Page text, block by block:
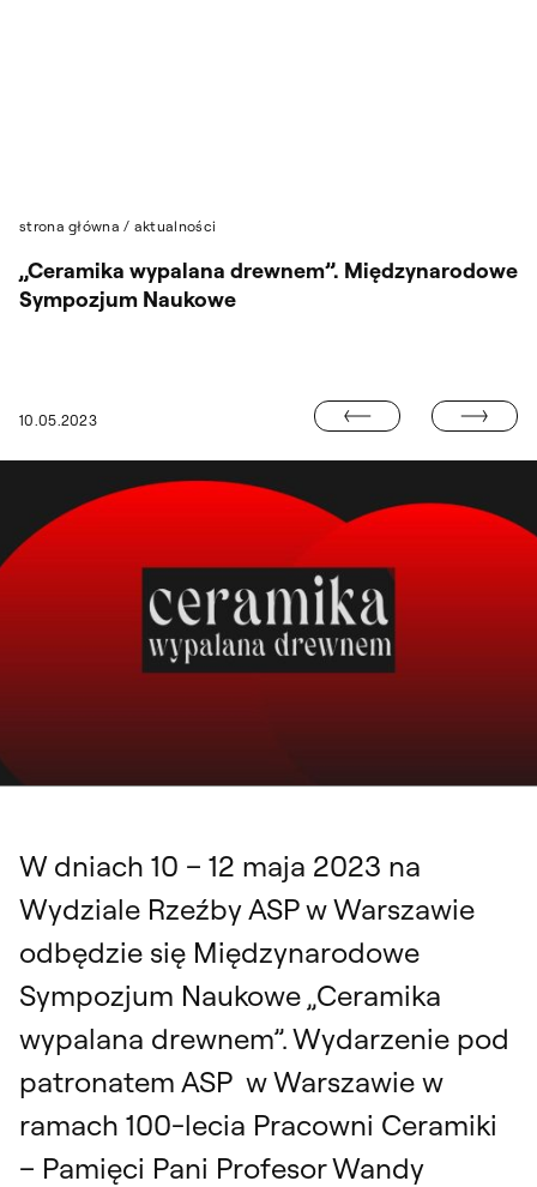
strona główna / aktualności
10.05.2023
„Ceramika wypalana drewnem”. Międzynarodowe
Sympozjum Naukowe
W PORCELANIE, PORCELANA W RZEŹBIE”. WYSTAWA
SPOTKANIE Z
W dniach 10 – 12 maja 2023 na
Wydziale Rzeźby ASP w Warszawie
odbędzie się Międzynarodowe
Sympozjum Naukowe „Ceramika
wypalana drewnem”. Wydarzenie pod
patronatem ASP w Warszawie w
ramach 100-lecia Pracowni Ceramiki
– Pamięci Pani Profesor Wandy